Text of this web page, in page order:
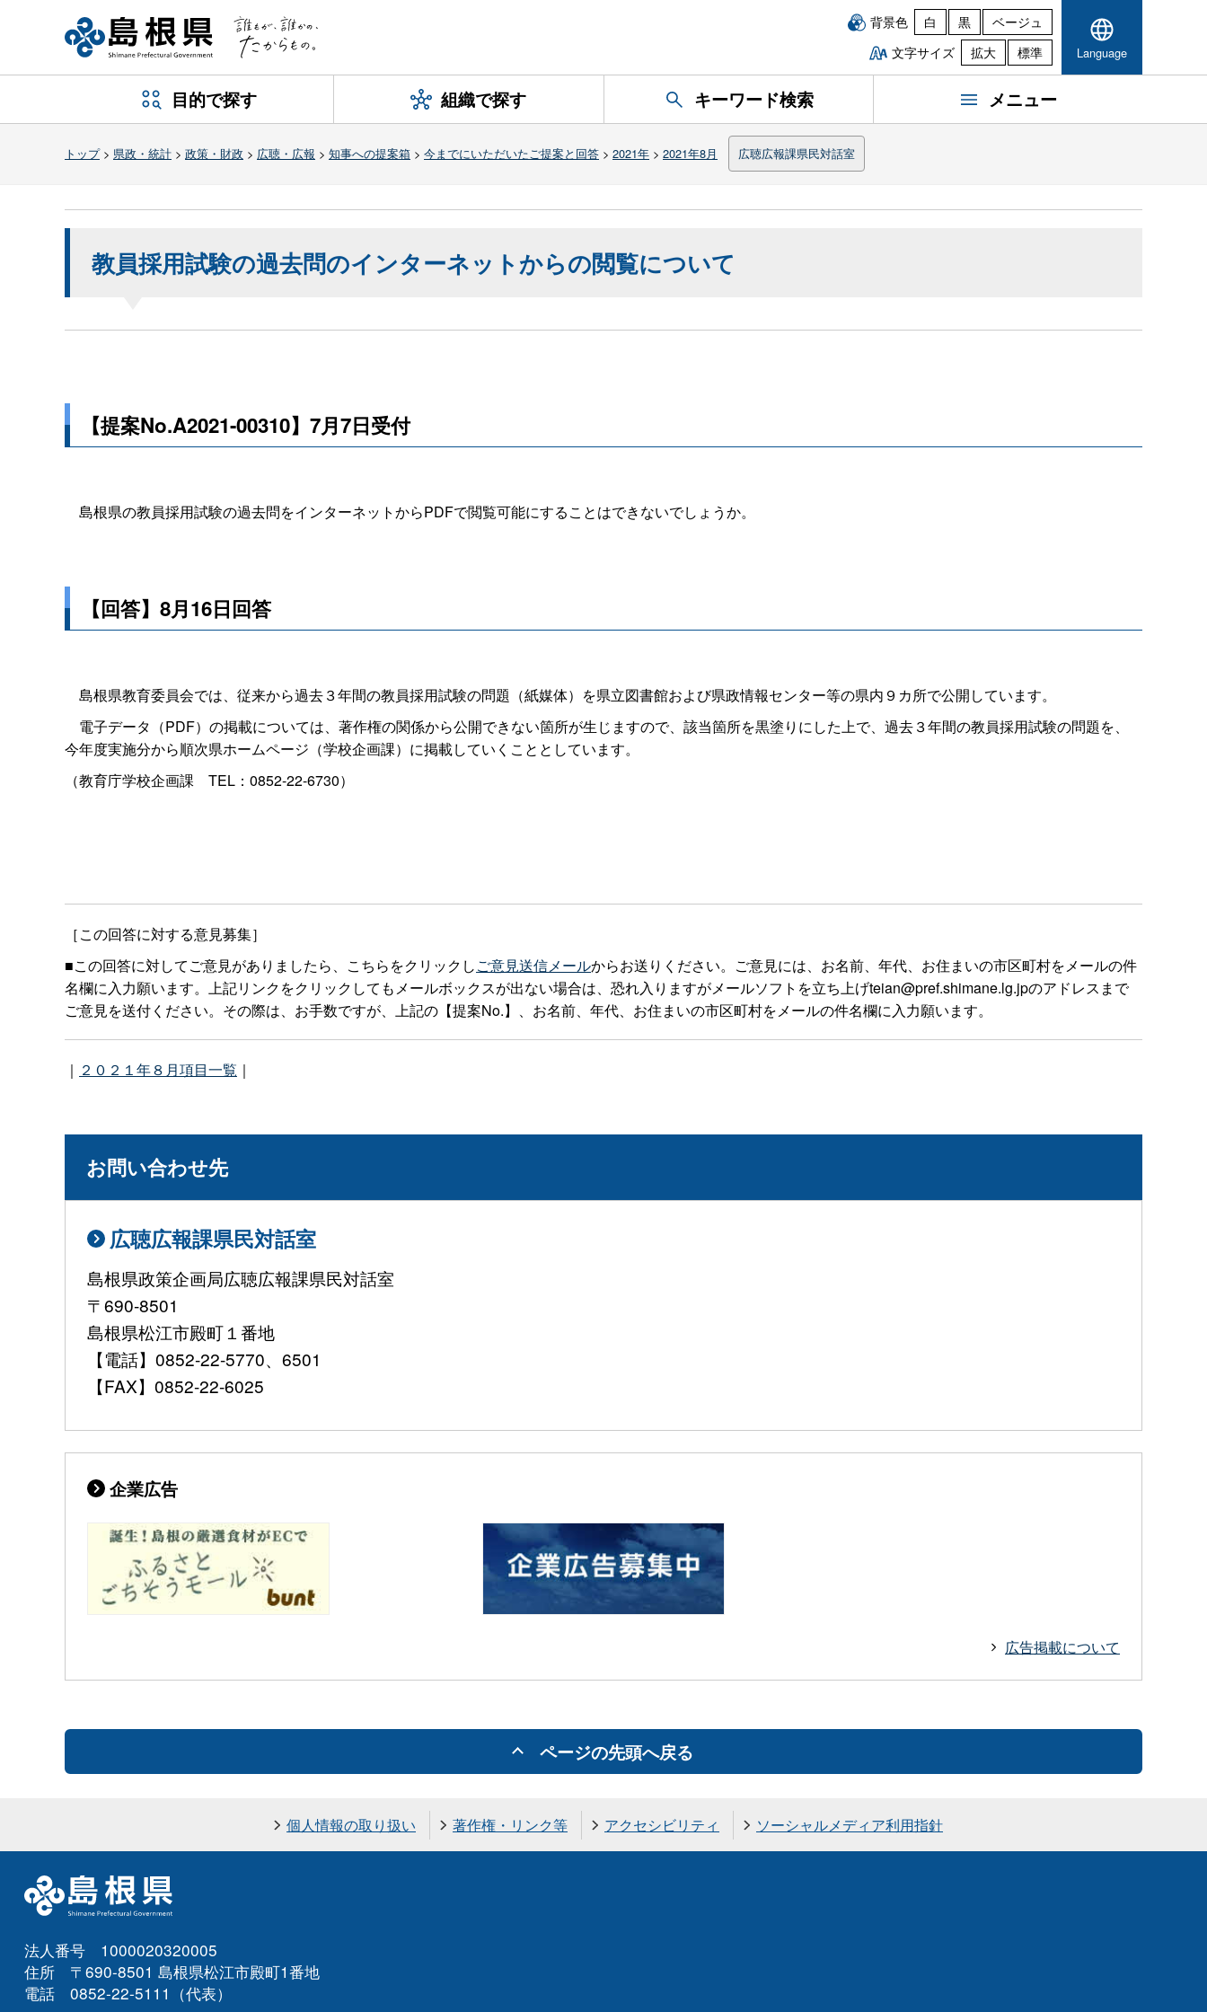
背景色 白 黒
ベージュ
文字サイズ
拡大 標準 Language
目的で探す 組織で探す キーワード検索 メニュー
トップ> 県政・統計 > 政策・財政 > 広聴・広報 > 知事への提案箱 > 今までにいただいたご提案と回答 > 2021年 > 2021年8月 広聴広報課県民対話室
教員採用試験の過去問のインターネットからの閲覧について
【提案No.A2021-00310】7月7日受付
島根県の教員採用試験の過去問をインターネットからPDFで閲覧可能にすることはできないでしょうか。
【回答】8月16日回答
島根県教育委員会では、従来から過去３年間の教員採用試験の問題（紙媒体）を県立図書館および県政情報センター等の県内９カ所で公開しています。
電子データ（PDF）の掲載については、著作権の関係から公開できない箇所が生じますので、該当箇所を黒塗りにした上で、過去３年間の教員採用試験の問題を、
今年度実施分から順次県ホームページ（学校企画課）に掲載していくこととしています。
（教育庁学校企画課 TEL：0852-22-6730）
［この回答に対する意見募集］
■この回答に対してご意見がありましたら、こちらをクリックしご意見送信メールからお送りください。ご意見には、お名前、年代、お住まいの市区町村をメールの件
名欄に入力願います。上記リンクをクリックしてもメールボックスが出ない場合は、恐れ入りますがメールソフトを立ち上げteian@pref.shimane.lg.jpのアドレスまで
ご意見を送付ください。その際は、お手数ですが、上記の【提案No.】、お名前、年代、お住まいの市区町村をメールの件名欄に入力願います。
｜ ２０２１年８月項目一覧 ｜
お問い合わせ先
広聴広報課県民対話室
島根県政策企画局広聴広報課県民対話室
〒690-8501
島根県松江市殿町１番地
【電話】0852-22-5770、6501
【FAX】0852-22-6025
企業広告
広告掲載について
ページの先頭へ戻る
個人情報の取り扱い 著作権・リンク等 アクセシビリティ ソーシャルメディア利用指針
法人番号 1000020320005
住所 〒690-8501 島根県松江市殿町1番地
電話 0852-22-5111（代表）